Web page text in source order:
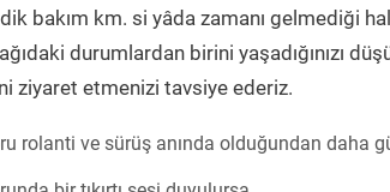
bakım km. si yâda zamanı gelmediği
durumlardan birini yaşadığınızı
ziyaret etmenizi tavsiye ederiz.
rolanti ve sürüş anında olduğundan daha